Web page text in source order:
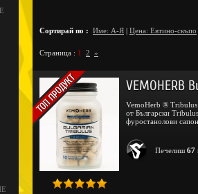
Сортирай по : Име: А-Я | Цена: Евтино-скъпо
Страница : 1 2 »
VEMOHERB
VemoHerb ® Tribulus
от Български
фуростанолови
Печелиш 67